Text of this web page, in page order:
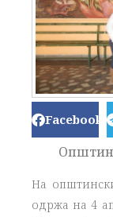
Facebook
На
одржа на 4